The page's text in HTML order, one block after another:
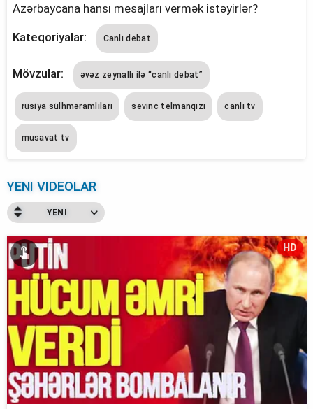
Azərbaycana hansı mesajları vermək istəyirlər?
Kateqoriyalar: Canlı debat
Mövzular: əvəz zeynallı ilə “canlı debat”
rusiya sülhməramlıları sevinc telmanqızı canlı tv
musavat tv
YENI VIDEOLAR
YENI
HD